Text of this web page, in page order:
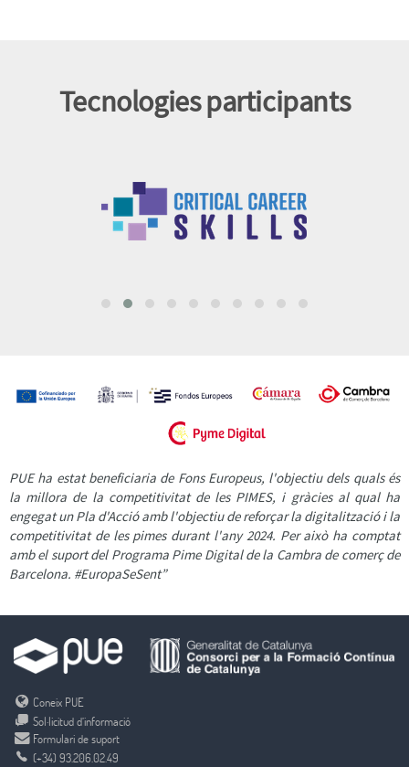
Tecnologies participants
PUE ha estat beneficiaria de Fons Europeus, l'objectiu dels quals és
la millora de la competitivitat de les PIMES, i gràcies al qual ha
engegat un Pla d'Acció amb l'objectiu de reforçar la digitalització i la
competitivitat de les pimes durant l'any 2024. Per això ha comptat
amb el suport del Programa Pime Digital de la Cambra de comerç de
Barcelona. #EuropaSeSent”
Coneix PUE
Sol·licitud d’informació
Formulari de suport
(+34) 93.206.02.49